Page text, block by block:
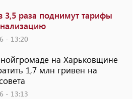
3,5 раза поднимут тарифы
- 13:20
на Харьковщине
1,7 млн ​​гривен на
- 13:13